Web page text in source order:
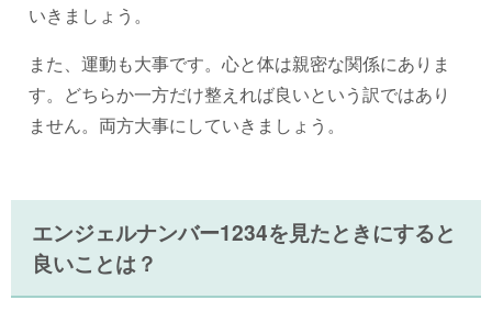
いきましょう。
また、運動も大事です。心と体は親密な関係にありま
す。どちらか一方だけ整えれば良いという訳ではあり
ません。両方大事にしていきましょう。
エンジェルナンバー1234を見たときにすると
良いことは？